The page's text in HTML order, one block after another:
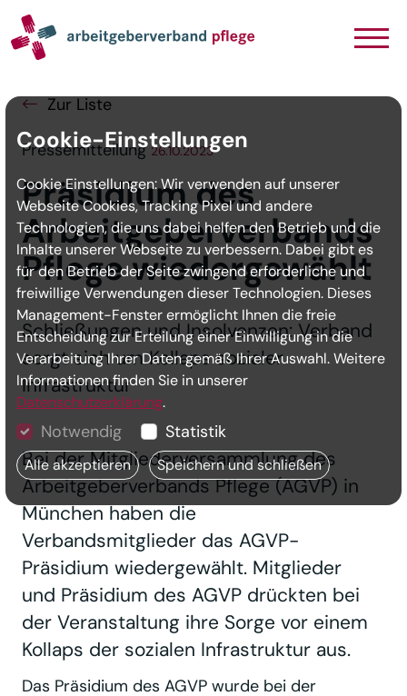
Navigation
Inhalt
Seitenabschluss
Zur Liste
Pressemitteilung 26.10.2023
Präsidium des
Arbeitgeberverbands
Pflege wiedergewählt
Schließungen und Insolvenzen: Verband
sorgt sich um Kollaps sozialer
Infrastruktur
Bei der Mitgliederversammlung des
Arbeitgeberverbands Pflege (AGVP) in
München haben die
Verbandsmitglieder das AGVP-
Präsidium wiedergewählt. Mitglieder
und Präsidium des AGVP drückten bei
der Veranstaltung ihre Sorge vor einem
Kollaps der sozialen Infrastruktur aus.
Das Präsidium des AGVP wurde bei der
Cookie-Einstellungen
Cookie Einstellungen: Wir verwenden auf unserer
Webseite Cookies, Tracking Pixel und andere
Technologien, die uns dabei helfen den Betrieb und die
Inhalte unserer Webseite zu verbessern. Dabei gibt es
für den Betrieb der Seite zwingend erforderliche und
freiwillige Verwendungen dieser Technologien. Dieses
Management-Fenster ermöglicht Ihnen die freie
Entscheidung zur Erteilung einer Einwilligung in die
Verarbeitung Ihrer Daten gemäß Ihrer Auswahl. Weitere
Informationen finden Sie in unserer
Datenschutzerklärung.
Notwendig Statistik
Alle akzeptieren Speichern und schließen